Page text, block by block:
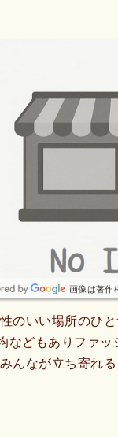
画像は著作
のいい場所のひ
などもありファ
んなが立ち寄れ